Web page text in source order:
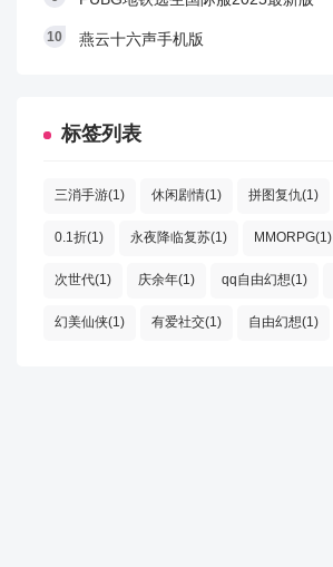
燕云十六声手机版
标签列表
三消手游(1) 休闲剧情(1) 拼图复仇(1)
0.1折(1) 永夜降临复苏(1) MMORPG(1)
次世代(1) 庆余年(1) qq自由幻想(1)
幻美仙侠(1) 有爱社交(1) 自由幻想(1)